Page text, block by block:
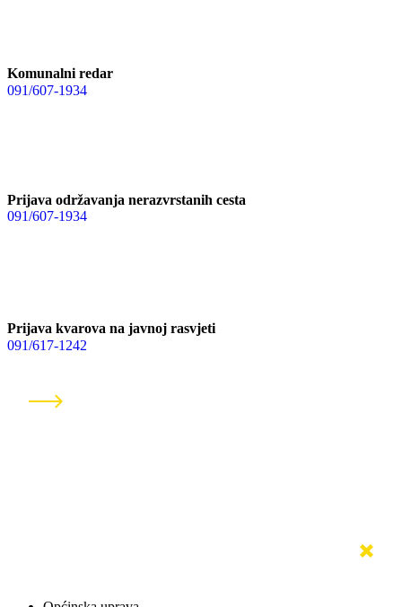
Komunalni redar
091/607-1934
Prijava održavanja nerazvrstanih cesta
091/607-1934
Prijava kvarova na javnoj rasvjeti
091/617-1242
KONTAKT FORMA